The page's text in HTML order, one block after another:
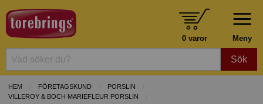
Meny
0 varor
Sök
HEM FÖRETAGSKUND
PORSLIN
VILLEROY & BOCH MARIEFLEUR PORSLIN